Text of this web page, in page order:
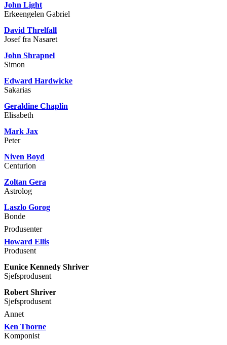
John Light
Erkeengelen Gabriel
David Threlfall
Josef fra Nasaret
John Shrapnel
Simon
Edward Hardwicke
Sakarias
Geraldine Chaplin
Elisabeth
Mark Jax
Peter
Niven Boyd
Centurion
Zoltan Gera
Astrolog
Laszlo Gorog
Bonde
Produsenter
Howard Ellis
Produsent
Eunice Kennedy Shriver
Sjefsprodusent
Robert Shriver
Sjefsprodusent
Annet
Ken Thorne
Komponist